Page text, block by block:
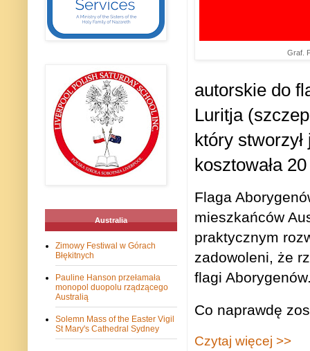
Graf.
autorskie do
Luritja
który
kosztowała
Flaga
mieszkańców
praktycznym
zadowoleni, że
flagi
Co naprawdę
Czytaj więcej >>
Australia
Zimowy Festiwal w Górach
Błękitnych
Pauline Hanson przełamała
monopol duopolu rządzącego
Australią
Solemn Mass of the Easter Vigil
St Mary's Cathedral Sydney